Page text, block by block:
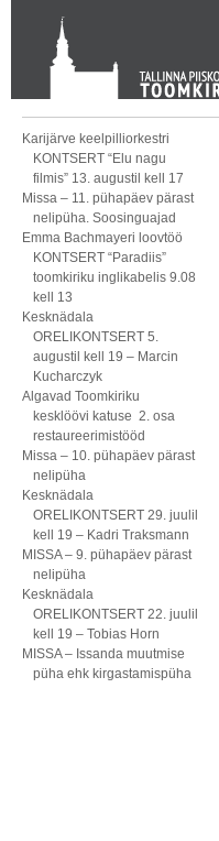
KONTAKT
Toom-Kooli 6, 10130 TALLINN
tallinna.toom@eelk.ee
Karijärve keelpilliorkestri
KONTSERT “Elu nagu
filmis” 13. augustil kell 17
Missa – 11. pühapäev pärast
nelipüha. Soosinguajad
Emma Bachmayeri loovtöö
KONTSERT “Paradiis”
toomkiriku inglikabelis 9.08
kell 13
Kesknädala
ORELIKONTSERT 5.
augustil kell 19 – Marcin
Kucharczyk
Algavad Toomkiriku
kesklöövi katuse 2. osa
restaureerimistööd
Missa – 10. pühapäev pärast
nelipüha
Kesknädala
ORELIKONTSERT 29. juulil
kell 19 – Kadri Traksmann
MISSA – 9. pühapäev pärast
nelipüha
Kesknädala
ORELIKONTSERT 22. juulil
kell 19 – Tobias Horn
MISSA – Issanda muutmise
püha ehk kirgastamispüha